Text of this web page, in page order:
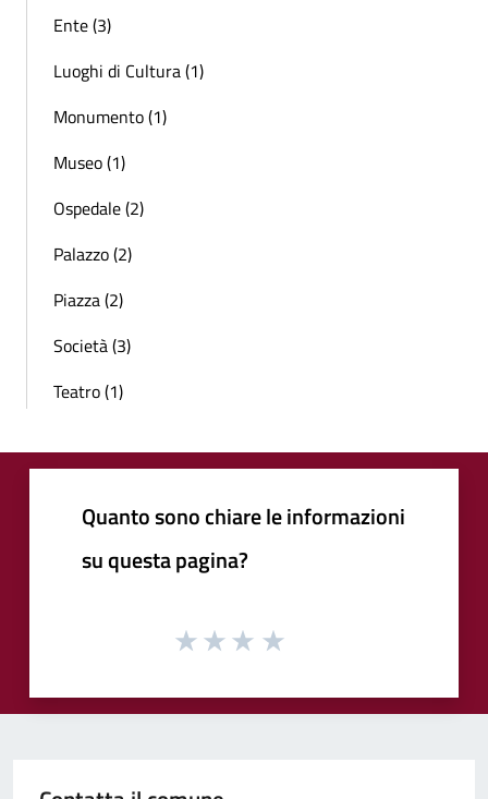
Ente (3)
Luoghi di Cultura (1)
Monumento (1)
Museo (1)
Ospedale (2)
Palazzo (2)
Piazza (2)
Società (3)
Teatro (1)
Quanto sono chiare le informazioni
su questa pagina?